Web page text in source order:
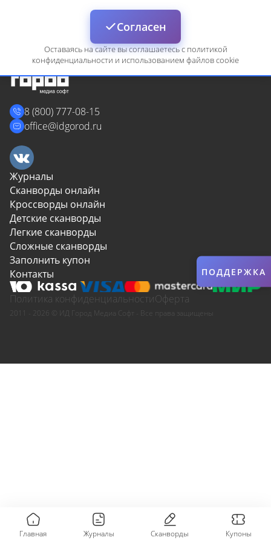
Главная Журналы Сканворды Купоны
Журналы
Сканворды онлайн
Кроссворды онлайн
Детские сканворды
Легкие сканворды
Сложные сканворды
Заполнить купон
Контакты
8 (800) 777-08-15
office@idgorod.ru
Политика конфиденциальностиОферта
2011 - 2026 © ИД Город Медиа Софт - Все права защищены
Оставаясь на сайте вы соглашаетесь с политикой
конфиденциальности и использованием файлов cookie
Согласен
ПОДДЕРЖКА